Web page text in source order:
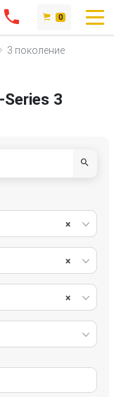
0
3 поколение
Series 3
×
×
×